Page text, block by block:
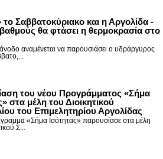
το Σαββατοκύριακο και η Αργολίδα -
θα φτάσει η θερμοκρασία στο
αναμένεται να παρουσιάσει ο υδράργυρος
του νέου Προγράμματος «Σήμα
στα μέλη του Διοικητικού
του Επιμελητηρίου Αργολίδας
«Σήμα Ισότητας» παρουσίασε στα μέλη
Σ...